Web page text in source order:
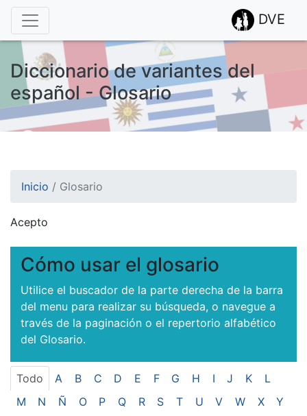
DVE
Diccionario de variantes del
español - Glosario
Inicio / Glosario
Acepto
Esto nos ayuda a recolectar estadísticas de las visitas.
Cómo usar el glosario
Utilice el buscador de la parte derecha de la barra
del menu para realizar su búsqueda, o navegue a
través de la paginación o el repertorio alfabético
del Glosario.
Todo A B C D E F G H I J K
L
M
N Ñ O P Q R S T U V W X
Y